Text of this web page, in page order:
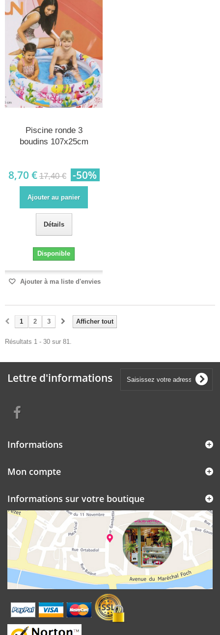
Piscine ronde 3
boudins 107x25cm
8,70 € 17,40 € -50%
Ajouter au panier
Détails
Disponible
Ajouter à ma liste d'envies
Afficher tout
1 2 3
Résultats 1 - 30 sur 81.
Lettre d'informations
Informations
Mon compte
Informations sur votre boutique